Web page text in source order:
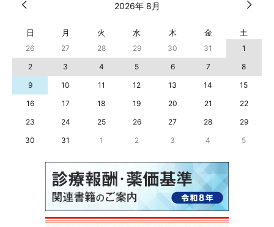
2026年 8月
日 月 火 水 木 金 土
26 27 28 29 30 31
1
2
3 4 5 6 7
8
9
10 11 12 13 14
15
16
17 18 19 20 21
22
23
24 25 26 27 28
29
30
31 1 2 3 4 5